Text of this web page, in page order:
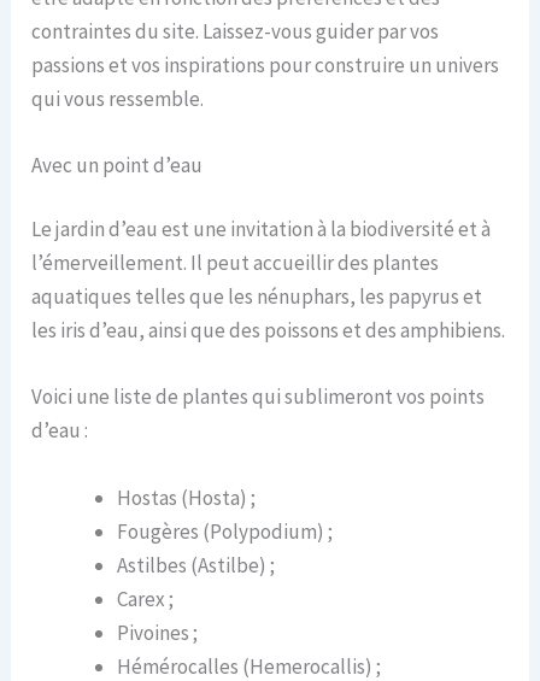
contraintes du site. Laissez-vous guider par vos
passions et vos inspirations pour construire un univers
qui vous ressemble.
Avec un point d’eau
Le jardin d’eau est une invitation à la biodiversité et à
l’émerveillement. Il peut accueillir des plantes
aquatiques telles que les nénuphars, les papyrus et
les iris d’eau, ainsi que des poissons et des amphibiens.
Voici une liste de plantes qui sublimeront vos points
d’eau :
Hostas (Hosta) ;
Fougères (Polypodium) ;
Astilbes (Astilbe) ;
Carex ;
Pivoines ;
Hémérocalles (Hemerocallis) ;